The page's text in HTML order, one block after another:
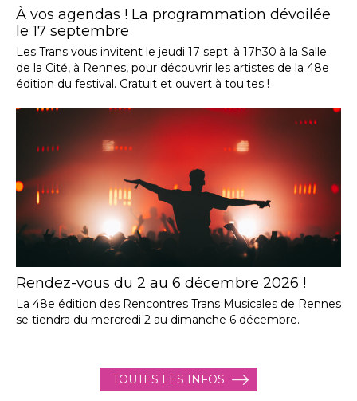
À vos agendas ! La programmation dévoilée
le 17 septembre
Les Trans vous invitent le jeudi 17 sept. à 17h30 à la Salle
de la Cité, à Rennes, pour découvrir les artistes de la 48e
édition du festival. Gratuit et ouvert à tou·tes !
Rendez-vous du 2 au 6 décembre 2026 !
La 48e édition des Rencontres Trans Musicales de Rennes
se tiendra du mercredi 2 au dimanche 6 décembre.
TOUTES LES INFOS